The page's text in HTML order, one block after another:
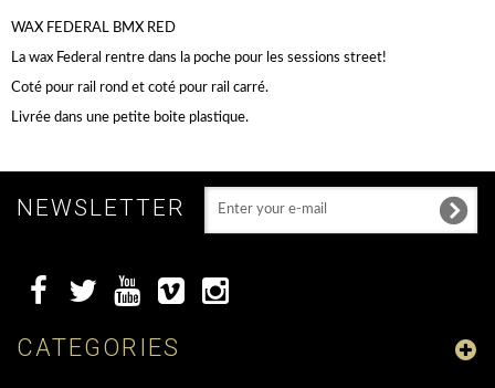
WAX FEDERAL BMX RED
La wax Federal rentre dans la poche pour les sessions street!
Coté pour rail rond et coté pour rail carré.
Livrée dans une petite boite plastique.
NEWSLETTER
CATEGORIES